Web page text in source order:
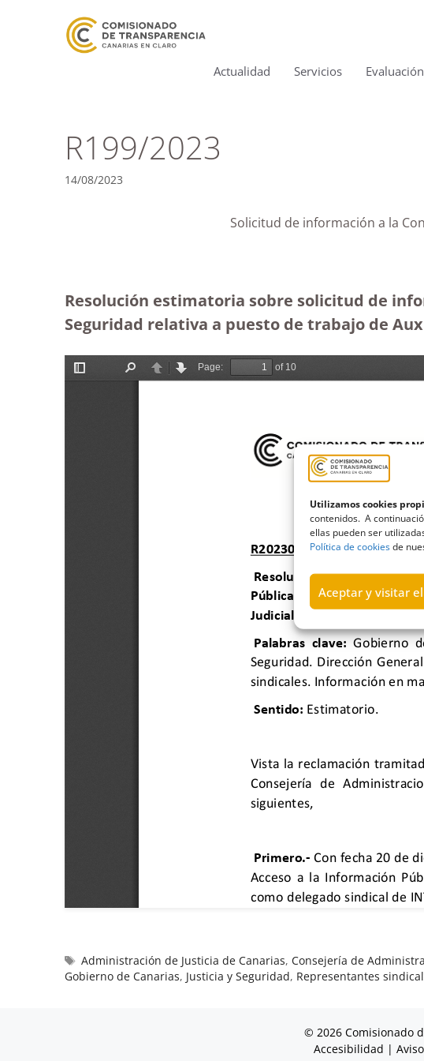
Utilizamos cookies
contenidos. A
ellas pueden ser
Política de cookiesde
Aceptar y visitar
Actualidad Servicios Evaluación
R199/2023
14/08/2023
Solicitud de información a la
Resolución estimatoria sobre solicitud de
Seguridad relativa a puesto de trabajo de
Administración de Justicia de Canarias,Consejería de
Gobierno de Canarias, Justicia y Seguridad, Representantes
© 2026 Comisionado
Accesibilidad |